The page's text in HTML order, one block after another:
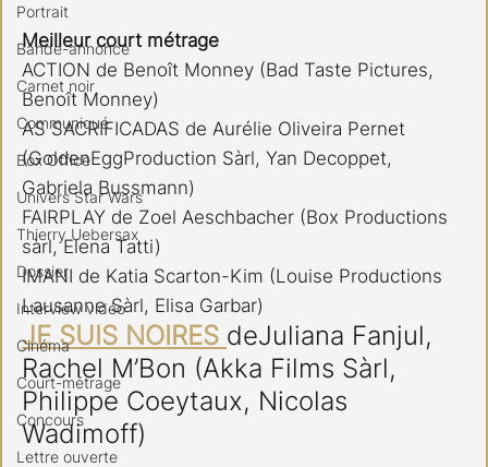
Portrait
Bande-annonce
Carnet noir
Communiqué
Box Office
Univers Star Wars
Thierry Uebersax
Dossier
Interview vidéo
Cinéma
Court-métrage
Concours
Lettre ouverte
Meilleur court métrage
ACTION de Benoît Monney (Bad Taste Pictures,
Benoît Monney)
AS SACRIFICADAS de Aurélie Oliveira Pernet
(GoldenEggProduction Sàrl, Yan Decoppet,
Gabriela Bussmann)
FAIRPLAY de Zoel Aeschbacher (Box Productions
sàrl, Elena Tatti)
IMANI de Katia Scarton-Kim (Louise Productions
Lausanne Sàrl, Elisa Garbar)
JE SUIS NOIRES deJuliana Fanjul,
Rachel M’Bon (Akka Films Sàrl,
Philippe Coeytaux, Nicolas
Wadimoff)